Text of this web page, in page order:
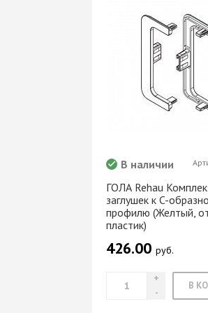
ТРУБА D=16мм
Черный)
ТРУБА D=25мм И
ТРУБА D=32 и
перил
Системы
дверей
Система для
межкомнатных
Система шкафа-
AVIRA
Система
ГОЛА Rehau
заглушек к C-
профилю (Желтый,
пластик)
В наличии
426.00 руб.